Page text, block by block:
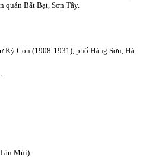
quán Bất Bạt, Sơn Tây.
Ký Con (1908-1931), phố Hàng Sơn, Hà
Mùi):